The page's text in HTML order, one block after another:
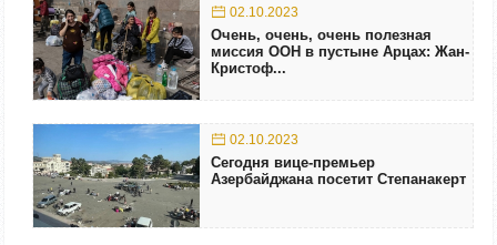
02.10.2023
Очень, очень, очень полезная
миссия ООН в пустыне Арцах: Жан-
Кристоф...
02.10.2023
Сегодня вице-премьер
Азербайджана посетит Степанакерт